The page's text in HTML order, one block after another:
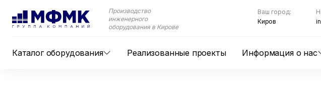
Производство
инженерного
оборудования в Кирове
Каталог оборудования Реализованные проекты Информация о нас
Ваш город:
Киров